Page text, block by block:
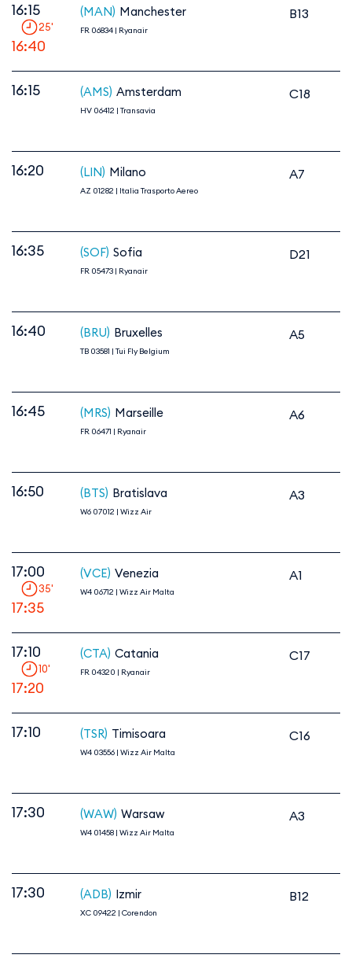
16:15
25'
16:40
(MAN) Manchester
FR 06834 | Ryanair
B13
16:15 (AMS) Amsterdam
HV 06412 |Transavia
C18
16:20 (LIN) Milano
AZ 01282 | Italia Trasporto Aereo
A7
16:35 (SOF) Sofia
FR 05473 | Ryanair
D21
16:40 (BRU) Bruxelles
TB 03581 |Tui Fly Belgium
A5
16:45 (MRS) Marseille
FR 06471 | Ryanair
A6
16:50 (BTS) Bratislava
W6 07012 | Wizz Air
A3
17:00
35'
17:35
(VCE) Venezia
W4 06712 | Wizz Air Malta
A1
17:10
10'
17:20
(CTA) Catania
FR 04320 | Ryanair
C17
17:10 (TSR) Timisoara
W4 03556 | Wizz Air Malta
C16
17:30 (WAW) Warsaw
W4 01458 | Wizz Air Malta
A3
17:30 (ADB) Izmir
XC 09422 | Corendon
B12